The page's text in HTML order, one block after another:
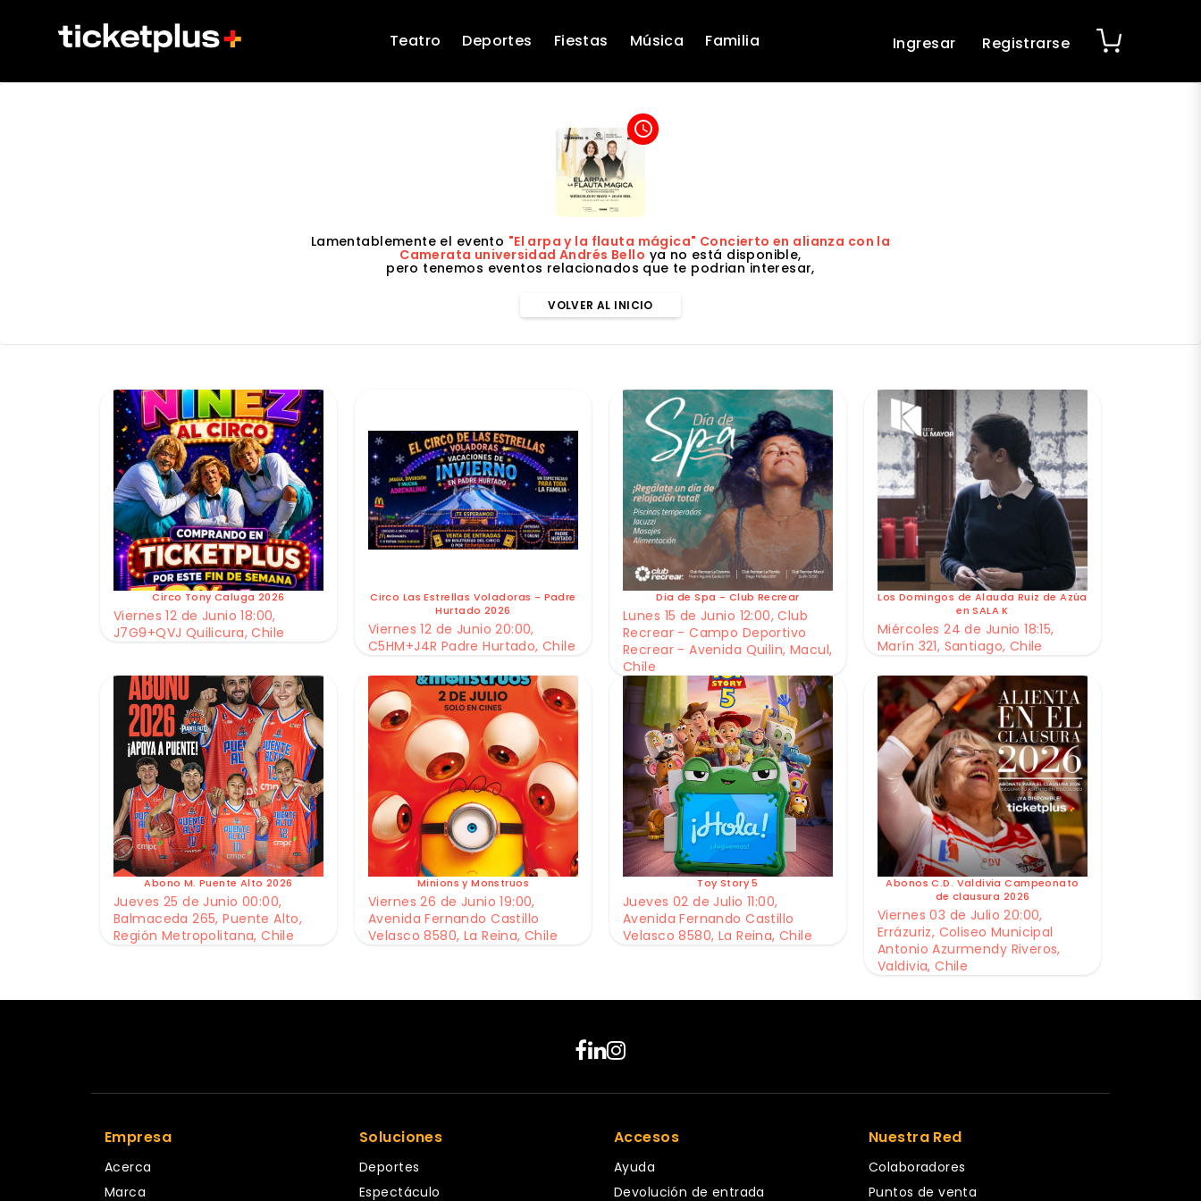
Teatro Deportes Fiestas Música Familia Ingresar Registrarse
access_time
Lamentablemente el evento "El arpa y la flauta mágica" Concierto en alianza con la
Camerata universidad Andrés Bello ya no está disponible,
pero tenemos eventos relacionados que te podrian interesar,
VOLVER AL INICIO
Circo Tony Caluga 2026
Viernes 12 de Junio 18:00,
J7G9+QVJ Quilicura, Chile
Circo Las Estrellas Voladoras - Padre
Hurtado 2026
Viernes 12 de Junio 20:00,
C5HM+J4R Padre Hurtado, Chile
Dia de Spa - Club Recrear
Lunes 15 de Junio 12:00, Club
Recrear - Campo Deportivo
Recrear - Avenida Quilin, Macul,
Chile
Los Domingos de Alauda Ruiz de Azúa
en SALA K
Miércoles 24 de Junio 18:15,
Marín 321, Santiago, Chile
Abono M. Puente Alto 2026
Jueves 25 de Junio 00:00,
Balmaceda 265, Puente Alto,
Región Metropolitana, Chile
Minions y Monstruos
Viernes 26 de Junio 19:00,
Avenida Fernando Castillo
Velasco 8580, La Reina, Chile
Toy Story 5
Jueves 02 de Julio 11:00,
Avenida Fernando Castillo
Velasco 8580, La Reina, Chile
Abonos C.D. Valdivia Campeonato
de clausura 2026
Viernes 03 de Julio 20:00,
Errázuriz, Coliseo Municipal
Antonio Azurmendy Riveros,
Valdivia, Chile
Empresa
Acerca
Marca
Soluciones
Deportes
Espectáculo
Accesos
Ayuda
Devolución de entrada
Nuestra Red
Colaboradores
Puntos de venta